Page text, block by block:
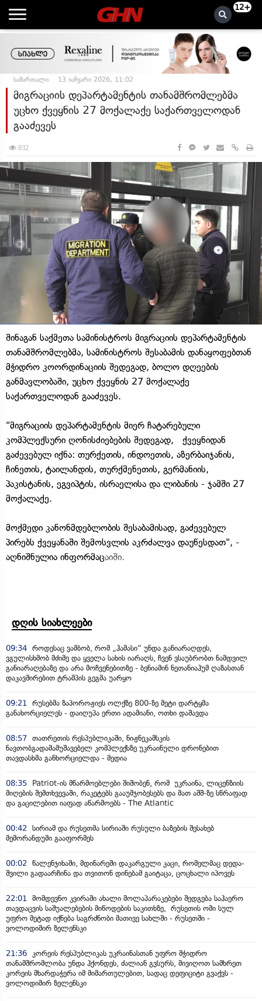
12+
სამართალი 13 იანვარი 2026, 11:02
მიგრაციის დეპარტამენტის თანამშრომლებმა
უცხო ქვეყნის 27 მოქალაქე საქართველოდან
გააძევეს
832
შინაგან საქმეთა სამინისტროს მიგრაციის დეპარტამენტის
თანამშრომლებმა, სამინისტროს შესაბამის დანაყოფებთან
მჭიდრო კოორდინაციის შედეგად, ბოლო დღეების
განმავლობაში, უცხო ქვეყნის 27 მოქალაქე
საქართველოდან გააძევეს.
"მიგრაციის დეპარტამენტის მიერ ჩატარებული
კომპლექსური ღონისძიებების შედეგად, ქვეყნიდან
გაძევებულ იქნა: თურქეთის, ინდოეთის, აზერბაიჯანის,
ჩინეთის, ტაილანდის, თურქმენეთის, გერმანიის,
პაკისტანის, ეგვიპტის, ისრაელისა და ლიბანის - ჯამში 27
მოქალაქე.
მოქმედი კანონმდებლობის შესაბამისად, გაძევებულ
პირებს ქვეყანაში შემოსვლის აკრძალვა დაუწესდათ", -
აღნიშნულია ინფორმაცაიში.
დღის სიახლეები
09:34 როდესაც ვამბობ, რომ „ჰამასი“ უნდა განიარაღდეს,
ვგულისხმობ მძიმე და ყველა სახის იარაღს, ჩვენ ვსაუბრობთ ნამდვილ
განიარაღებაზე და არა მოჩვენებითზე - ბენიამინ ნეთანიაჰუმ ღაზასთან
დაკავშირებით ტრამპის გეგმა უარყო
09:21
რუსებმა ზაპოროჟიეს ოლქზე 800-ზე მეტი დარტყმა
განახორციელეს - დაიღუპა ერთი ადამიანი, ოთხი დაშავდა
08:57 თათრეთის რესპუბლიკაში, ნიჟნეკამსკის
ნავთობგადამამუშავებელ კომპლექსზე უკრაინული დრონებით
თავდასხმა განხორციელდა - მედია
08:35
Patriot-ის მწარმოებლები შიშობენ, რომ უკრაინა, ლიცენზიის
მიღების შემთხვევაში, რაკეტებს გააუმჯობესებს და მათ აშშ-ზე სწრაფად
და გაცილებით იაფად აწარმოებს - The Atlantic
00:42
სირიამ და რუსეთმა სირიაში რუსული ბაზების შესახებ
მემორანდუმი გააფორმეს
00:02
წალენჯიხაში, მდინარეში დაკარგული კაცი, რომელმაც დედა-
შვილი გადაარჩინა და თვითონ დინებამ გაიტაცა, ცოცხალი იპოვეს
22:01
მომდევნო კვირაში ახალი მოლაპარაკებები შედგება საჰაერო
თავდაცვის საშუალებების მიწოდების საკითხზე, რუსეთის ომი სულ
უფრო მეტად იქნება საგრძნობი მათივე სახლში - რუსეთში -
ვოლოდიმირ ზელენსკი
21:36
კორეის რესპუბლიკას უკრაინასთან უფრო მჭიდრო
თანამშრომლობა უნდა ჰქონდეს, ძალიან გვსურს, მივიღოთ სამხრეთ
კორეის მხარდაჭერა იმ მიმართულებით, სადაც დეფიციტი გვაქვს -
ვოლოდიმირ ზელენსკი